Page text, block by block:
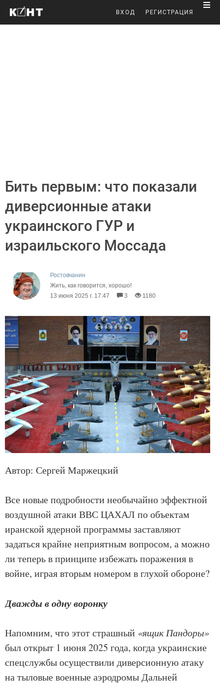
ВХОД РЕГИСТРАЦИЯ
Бить первым: что показали
диверсионные атаки
украинского ГУР и
израильского Моссада
Ростовчанин
Жить, как говорится, хорошо!
13 июня 2025 г. 17:47
3 1180
Автор: Сергей Маржецкий
Все новые подробности необычайно эффектной
воздушной атаки ВВС ЦАХАЛ по объектам
иранской ядерной программы заставляют
задаться крайне неприятным вопросом, а можно
ли теперь в принципе избежать поражения в
войне, играя вторым номером в глухой обороне?
Дважды в одну воронку
Напомним, что этот страшный «ящик Пандоры»
был открыт 1 июня 2025 года, когда украинские
спецслужбы осуществили диверсионную атаку
на тыловые военные аэродромы Дальней